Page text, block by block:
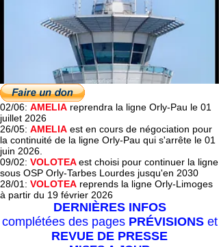
02/06: AMELIA reprendra la ligne Orly-Pau le 01
juillet 2026
26/05: AMELIA est en cours de négociation pour
la continuité de la ligne Orly-Pau qui s'arrête le 01
juin 2026.
09/02: VOLOTEAest choisi pour continuer la ligne
sous OSP Orly-Tarbes Lourdes jusqu'en 2030
28/01: VOLOTEA reprends la ligne Orly-Limoges
à partir du 19 février 2026
DERNIÈRESINFOS
complétées des pages PRÉVISIONSet
REVUE DE PRESSE